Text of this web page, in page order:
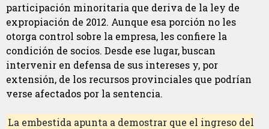
participación minoritaria que deriva de la ley de
expropiación de 2012. Aunque esa porción no les
otorga control sobre la empresa, les confiere la
condición de socios. Desde ese lugar, buscan
intervenir en defensa de sus intereses y, por
extensión, de los recursos provinciales que podrían
verse afectados por la sentencia.
La embestida apunta a demostrar que el ingreso del